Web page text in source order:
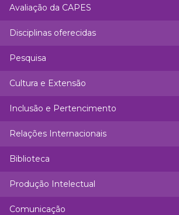
Avaliação da CAPES
Disciplinas oferecidas
Pesquisa
Cultura e Extensão
Inclusão e Pertencimento
Relações Internacionais
Biblioteca
Produção Intelectual
Comunicação